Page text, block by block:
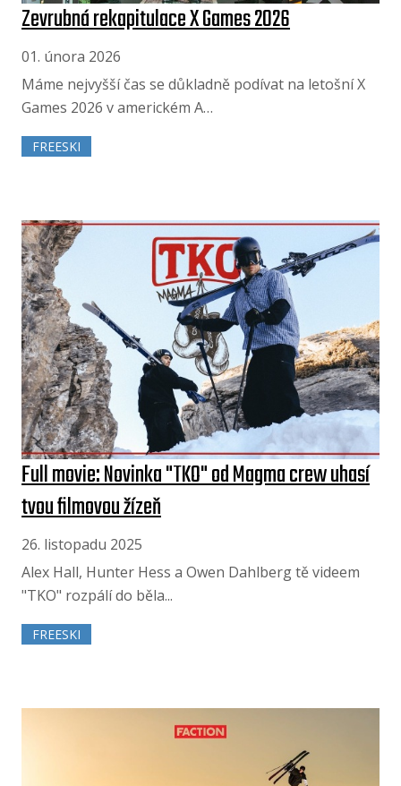
Zevrubná rekapitulace X Games 2026
01. února 2026
Máme nejvyšší čas se důkladně podívat na letošní X
Games 2026 v americkém A…
FREESKI
Full movie: Novinka "TKO" od Magma crew uhasí
tvou filmovou žízeň
26. listopadu 2025
Alex Hall, Hunter Hess a Owen Dahlberg tě videem
"TKO" rozpálí do běla...
FREESKI